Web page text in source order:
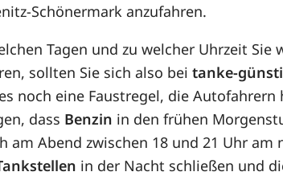
Schönermark anzufahren.
Tagen und zu welcher Uhrzeit Sie
sollten Sie sich also beitanke-
noch eine Faustregel, die
dass Benzin in den frühen
am Abend zwischen 18 und 21 Uhr
in der Nacht schließen und